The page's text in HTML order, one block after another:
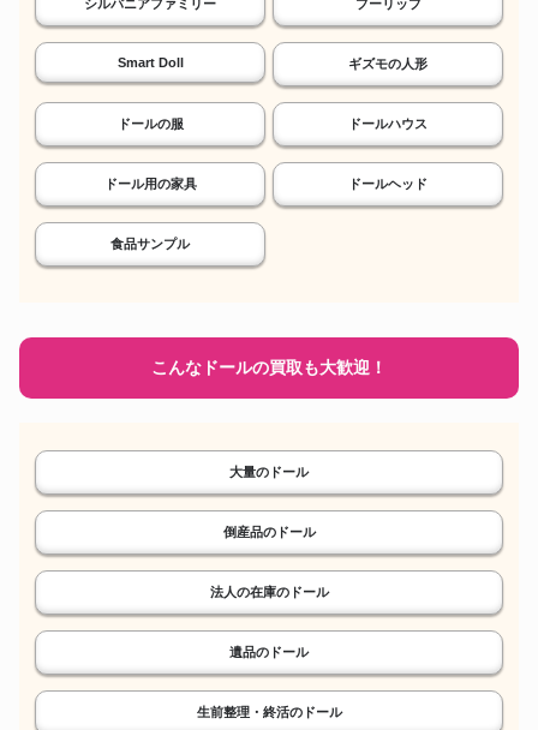
シルバニアファミリー プーリップ
Smart Doll ギズモの人形
ドールの服 ドールハウス
ドール用の家具 ドールヘッド
食品サンプル
こんなドールの買取も大歓迎！
大量のドール
倒産品のドール
法人の在庫のドール
遺品のドール
生前整理・終活のドール